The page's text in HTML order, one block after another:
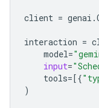
client = genai .
interaction =
model=
input=
tools=[{
)